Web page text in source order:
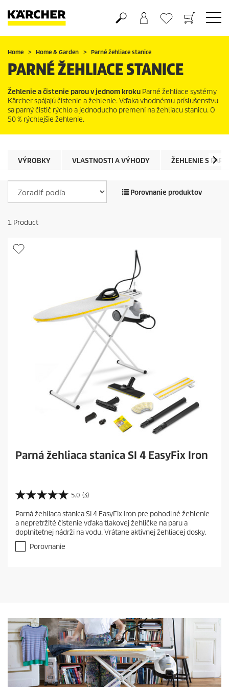
Nákupný košík
Obľúbené produkty
Home Home & Garden Parné žehliace stanice
PARNÉ ŽEHLIACE STANICE
Žehlenie a čistenie parou v jednom kroku Parné žehliace systémy
Kärcher spájajú čistenie a žehlenie. Vďaka vhodnému príslušenstvu
sa parný čistič rýchlo a jednoducho premení na žehliacu stanicu. O
50 % rýchlejšie žehlenie.
VÝROBKY VLASTNOSTI A VÝHODY ŽEHLENIE S
Porovnanie produktov
1 Product
Parná žehliaca stanica SI 4 EasyFix Iron
5.0 (3)
5
0
z
5
v
i
e
k
.
e
Parná žehliaca stanica SI 4 EasyFix Iron pre pohodlné žehlenie
a nepretržité čistenie vďaka tlakovej žehličke na paru a
doplniteľnej nádrži na vodu. Vrátane aktívnej žehliacej dosky.
Porovnanie